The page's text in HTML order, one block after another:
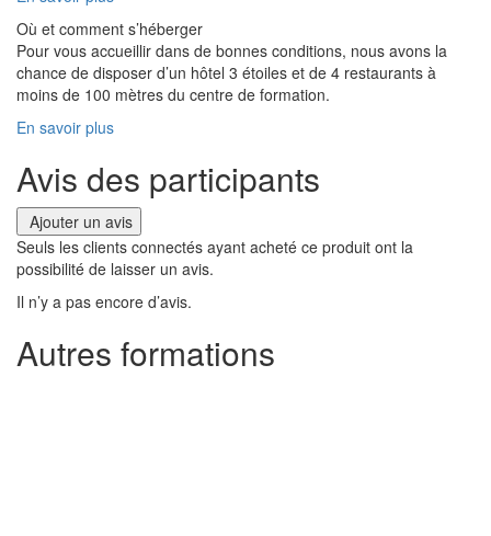
Où et comment s’héberger
Pour vous accueillir dans de bonnes conditions, nous avons la
chance de disposer d’un hôtel 3 étoiles et de 4 restaurants à
moins de 100 mètres du centre de formation.
En savoir plus
Avis des participants
Ajouter un avis
Seuls les clients connectés ayant acheté ce produit ont la
possibilité de laisser un avis.
Il n’y a pas encore d’avis.
Autres formations